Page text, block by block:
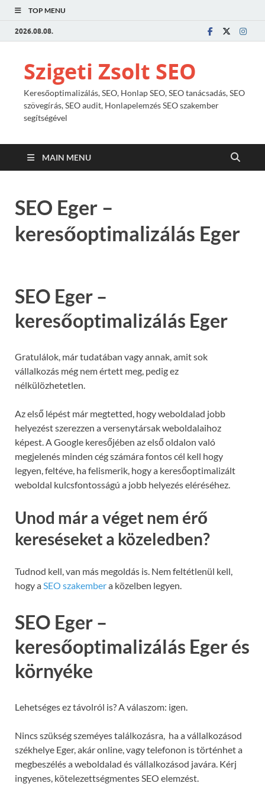
TOP MENU
2026.08.08.
Szigeti Zsolt SEO
Keresőoptimalizálás, SEO, Honlap SEO, SEO tanácsadás, SEO
szövegírás, SEO audit, Honlapelemzés SEO szakember
segítségével
MAIN MENU
SEO Eger –
keresőoptimalizálás Eger
SEO Eger –
keresőoptimalizálás Eger
Gratulálok, már tudatában vagy annak, amit sok
vállalkozás még nem értett meg, pedig ez
nélkülözhetetlen.
Az első lépést már megtetted, hogy weboldalad jobb
helyezést szerezzen a versenytársak weboldalaihoz
képest. A Google keresőjében az első oldalon való
megjelenés minden cég számára fontos cél kell hogy
legyen, feltéve, ha felismerik, hogy a keresőoptimalizált
weboldal kulcsfontosságú a jobb helyezés eléréséhez.
Unod már a véget nem érő
kereséseket a közeledben?
Tudnod kell, van más megoldás is. Nem feltétlenül kell,
hogy aSEO szakembera közelben legyen.
SEO Eger –
keresőoptimalizálás Eger és
környéke
Lehetséges ez távolról is? A válaszom: igen.
Nincs szükség szeméyes találkozásra, ha a vállalkozásod
székhelye Eger, akár online, vagy telefonon is történhet a
megbeszélés a weboldalad és vállalkozásod javára. Kérj
ingyenes, kötelezettségmentes SEO elemzést.